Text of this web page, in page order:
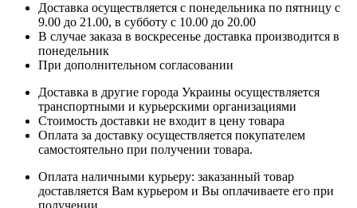
Доставка осуществляется с понедельника по пятницу с
9.00 до 21.00, в субботу с 10.00 до 20.00
В случае заказа в воскресенье доставка производится в
понедельник
При дополнительном согласовании
Доставка в другие города Украины осуществляется
транспортными и курьерскими организациями
Стоимость доставки не входит в цену товара
Оплата за доставку осуществляется покупателем
самостоятельно при получении товара.
Оплата наличными курьеру: заказанный товар
доставляется Вам курьером и Вы оплачиваете его при